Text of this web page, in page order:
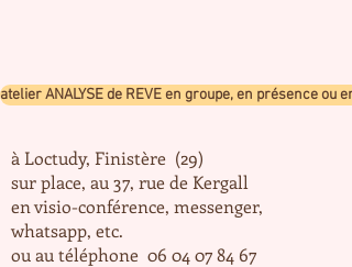
atelier ANALYSE de REVE en groupe, en présence ou
à Loctudy, Finistère (29)
sur place, au 37, rue de Kergall
en visio-conférence, messenger,
whatsapp, etc.
ou au téléphone 06 04 07 84 67